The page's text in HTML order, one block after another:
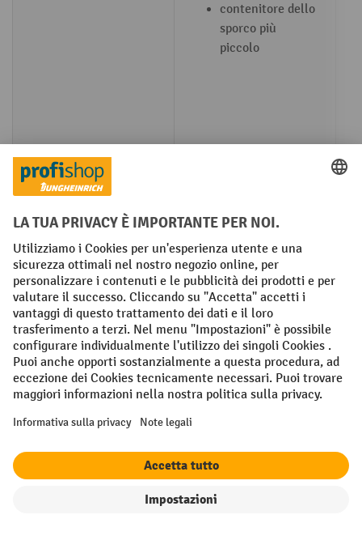
contenitore dello
sporco più
piccolo
Alla tabella dei contenuti
3. Come scegliere la spazzatrice giusta?
Se desideri pulire regolarmente diverse aree con una
spazzatrice industriale, ti consigliamo di determinare in
anticipo le dimensioni della zona dei tuoi incarichi di lavoro.
macchine spazzatrici
si differenziano anche per la capacità
di aspirazione e la larghezza di spazzamento. Affinché il
modello selezionato soddisfi le tue esigenze, occorre
rispondere in anticipo a queste domande: